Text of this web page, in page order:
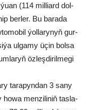
(114 mil­liard dol­
ber­ler. Bu ba­ra­da
ýol­la­ry­nyň gur­
ul­ga­my üçin bol­sa
öz­leş­di­ril­me­gi
ta­ra­pyn­dan 3 sa­ny
ho­wa men­zi­li­niň tas­la­